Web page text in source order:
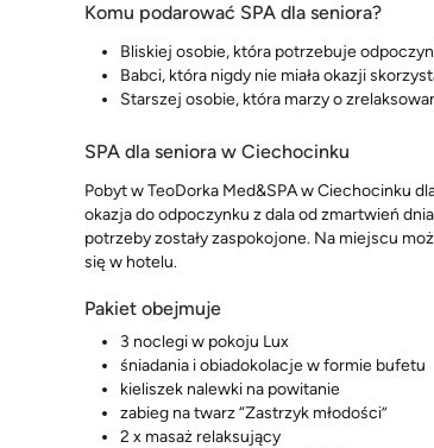
Komu podarować SPA dla seniora?
Bliskiej osobie, która potrzebuje
Babci, która nigdy nie miała okazji
Starszej osobie, która marzy o
SPA dla seniora w Ciechocinku
Pobyt w TeoDorka Med&SPA w Ciechocinku
okazja do odpoczynku z dala od zmartwień
potrzeby zostały zaspokojone. Na miejscu
się w hotelu.
Pakiet obejmuje
3 noclegi w pokoju Lux
śniadania i obiadokolacje w formie bufetu
kieliszek nalewki na powitanie
zabieg na twarz “Zastrzyk młodości”
2 x masaż relaksujący